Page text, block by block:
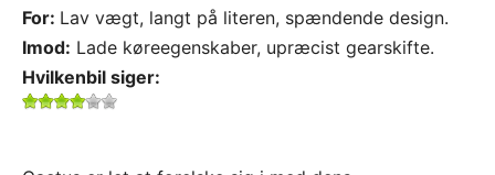
For: Lav vægt, langt på literen, spændende design.
Imod: Lade køreegenskaber, upræcist gearskifte.
Hvilkenbil siger: